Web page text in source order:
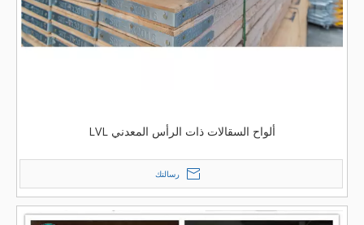
ألواح السقالات ذات الرأس المعدني LVL
رسالتك